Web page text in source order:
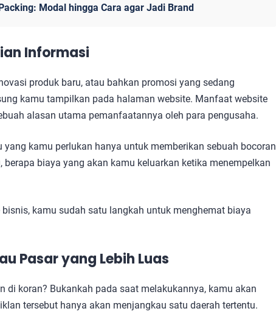
Modal hingga Cara agar Jadi Brand
Informasi
produk baru, atau bahkan promosi yang sedang
kamu tampilkan pada halaman website. Manfaat website
alasan utama pemanfaatannya oleh para pengusaha.
yang kamu perlukan hanya untuk memberikan sebuah bocoran
biaya yang akan kamu keluarkan ketika menempelkan
kamu sudah satu langkah untuk menghemat biaya
Pasar yang Lebih Luas
di koran? Bukankah pada saat melakukannya, kamu akan
tersebut hanya akan menjangkau satu daerah tertentu.